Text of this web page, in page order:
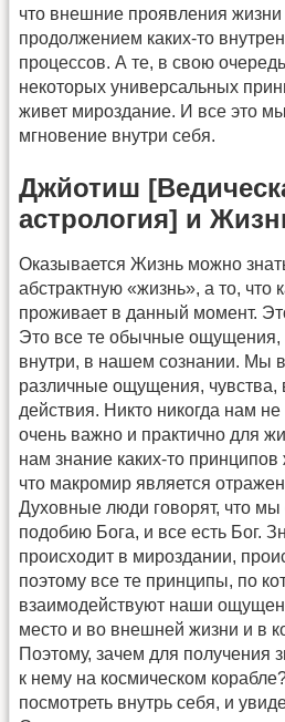
что внешние проявления
продолжением каких-то
процессов. А те, в свою
некоторых универсальных
живет мироздание. И все это
мгновение внутри себя.
Джйотиш
астрология] и
Оказывается Жизнь можно
абстрактную «жизнь», а то, что
проживает в данный момент.
Это все те обычные ощущения,
внутри, в нашем сознании. Мы
различные ощущения, чувства,
действия. Никто никогда нам не
очень важно и практично для
нам знание каких-то
что макромир является
Духовные люди говорят, что мы
подобию Бога, и все есть Бог.
происходит в мироздании,
поэтому все те принципы, по
взаимодействуют наши
место и во внешней жизни и в
Поэтому, зачем для получения
к нему на космическом
посмотреть внутрь себя, и